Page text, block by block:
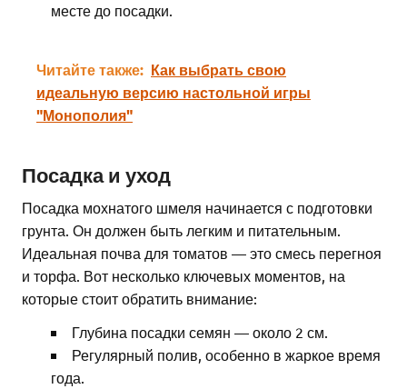
месте до посадки.
Читайте также: Как выбрать свою
идеальную версию настольной игры
"Монополия"
Посадка и уход
Посадка мохнатого шмеля начинается с подготовки
грунта. Он должен быть легким и питательным.
Идеальная почва для томатов — это смесь перегноя
и торфа. Вот несколько ключевых моментов, на
которые стоит обратить внимание:
Глубина посадки семян — около 2 см.
Регулярный полив, особенно в жаркое время
года.